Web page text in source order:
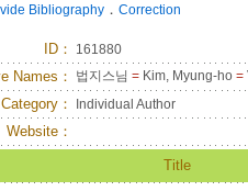
Bibliography ． Correction
ID ： 161880
Names： 법지스님 = Kim, Myung-ho =
Category： Individual Author
Website：
Title